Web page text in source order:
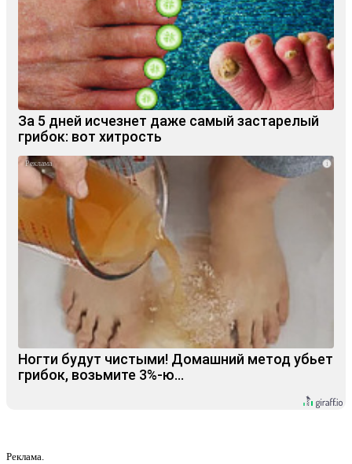
За 5 дней исчезнет даже самый застарелый
грибок: вот хитрость
i
Ногти будут чистыми! Домашний метод убьет
грибок, возьмите 3%-ю…
Реклама.